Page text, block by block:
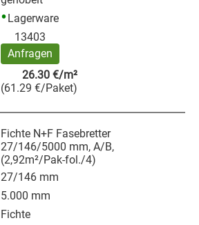
Lagerware
13403
Anfragen
26.30 €/m²
(61.29 €/Paket)
Fichte N+F Fasebretter
27/146/5000 mm, A/B,
(2,92m²/Pak-fol./4)
27/146 mm
5.000 mm
Fichte